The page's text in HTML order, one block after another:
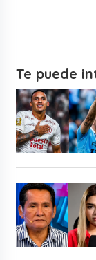
Te puede